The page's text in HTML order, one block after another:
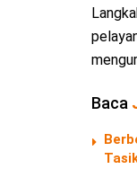
Baca